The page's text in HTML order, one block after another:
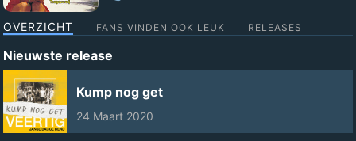
OVERZICHT FANS VINDEN OOK LEUK RELEASES
Nieuwste release
Kump nog get
24 Maart 2020